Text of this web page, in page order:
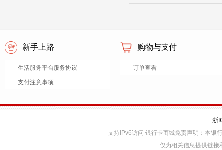
新手上路
生活服务平台服务协议
支付注意事项
购物与支付
订单查看
浙
支持IPv6访问 银行卡商城免责声明：本银
仅为相关信息提供链接